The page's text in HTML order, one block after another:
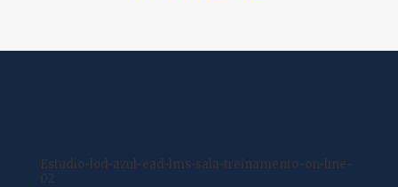
Estudio-lod-azul-ead-lms-sala-treinamento-on-line-
02